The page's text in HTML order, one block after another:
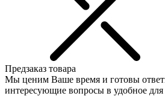
Предзаказ товара
Мы ценим Ваше время и готовы
интересующие вопросы в удобное для